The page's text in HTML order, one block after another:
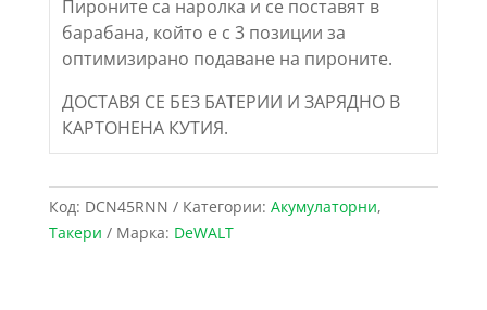
Пироните са наролка и се поставят в
барабана, който е с 3 позиции за
оптимизирано подаване на пироните.
ДОСТАВЯ СЕ БЕЗ БАТЕРИИ И ЗАРЯДНО В
КАРТОНЕНА КУТИЯ.
Код: DCN45RNN Категории: Акумулаторни,
Такери
Марка: DeWALT